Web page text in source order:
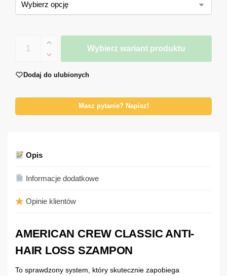
Wybierz wariant produktu
Dodaj do ulubionych
Masz pytanie? Napisz!
Opis
Informacje dodatkowe
Opinie klientów
AMERICAN CREW CLASSIC ANTI-
HAIR LOSS SZAMPON
To sprawdzony system, który skutecznie zapobiega